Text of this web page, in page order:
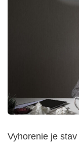
Vyhorenie je stav